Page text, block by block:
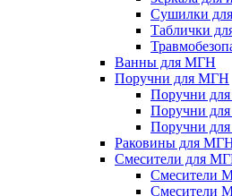
Сушилки
Таблички
Ванны для МГН
Поручни для МГН
Поручни
Поручни для
Поручни
Раковины для
Смесители для
Смесители
Смесители